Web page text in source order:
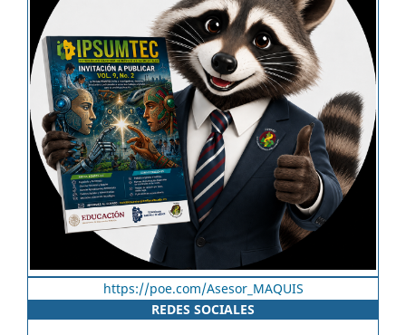
https://poe.com/Asesor_MAQUIS
REDES SOCIALES